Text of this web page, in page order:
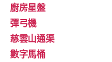
廚房星盤
彈弓機
慈雲山通渠
數字馬桶